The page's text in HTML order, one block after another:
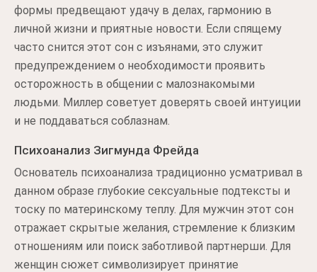
формы предвещают удачу в делах, гармонию в
личной жизни и приятные новости. Если спящему
часто снится этот сон с изъянами, это служит
предупреждением о необходимости проявить
осторожность в общении с малознакомыми
людьми. Миллер советует доверять своей интуиции
и не поддаваться соблазнам.
Психоанализ Зигмунда Фрейда
Основатель психоанализа традиционно усматривал в
данном образе глубокие сексуальные подтексты и
тоску по материнскому теплу. Для мужчин этот сон
отражает скрытые желания, стремление к близким
отношениям или поиск заботливой партнерши. Для
женщин сюжет символизирует принятие